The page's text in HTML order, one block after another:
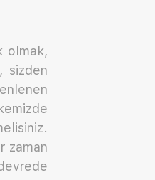
olmak,
sizden
zaman